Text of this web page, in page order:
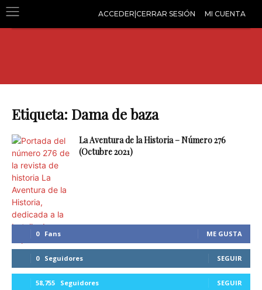
ACCEDER|CERRAR SESIÓN MI CUENTA
Etiqueta: Dama de baza
La Aventura de la Historia – Número 276
(Octubre 2021)
0 Fans ME GUSTA
0 Seguidores SEGUIR
58,755 Seguidores SEGUIR